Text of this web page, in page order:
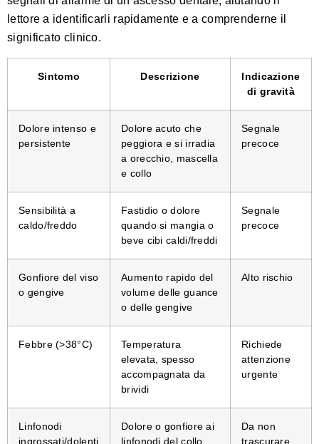
lettore a identificarli rapidamente e a comprenderne il
significato clinico.
Sintomo Descrizione
Indicazione
di gravità
Dolore intenso e
persistente
Dolore acuto che
peggiora e si irradia
a orecchio, mascella
e collo
Segnale
precoce
Sensibilità a
caldo/freddo
Fastidio o dolore
quando si mangia o
beve cibi caldi/freddi
Segnale
precoce
Gonfiore del viso
o gengive
Aumento rapido del
volume delle guance
o delle gengive
Alto rischio
Febbre (>38°C)
Temperatura
elevata, spesso
accompagnata da
brividi
Richiede
attenzione
urgente
Linfonodi
ingrossati/dolenti
Dolore o gonfiore ai
linfonodi del collo
Da non
trascurare